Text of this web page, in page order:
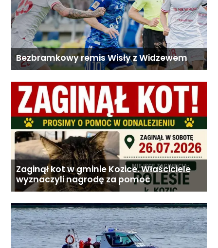
Bezbramkowy remis Wisły z Widzewem
Zaginął kot w gminie Kozice. Właściciele
wyznaczyli nagrodę za pomoc